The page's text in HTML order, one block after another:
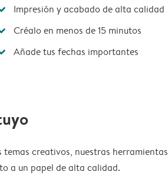
Impresión y acabado de alta calidad
Créalo en menos de 15 minutos
Añade tus fechas importantes
creativos, nuestras herramientas
a un papel de alta calidad.